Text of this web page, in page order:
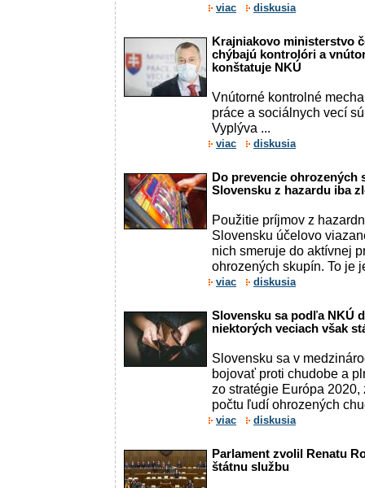
viac diskusia
Krajniakovo ministerstvo
chýbajú kontrolóri a
konštatuje NKÚ
Vnútorné kontrolné
práce a sociálnych vecí
Vyplýva ...
viac diskusia
Do prevencie ohrozených
Slovensku z hazardu iba
Použitie príjmov z
Slovensku účelovo
nich smeruje do aktívnej
ohrozených skupín. To je
viac diskusia
Slovensku sa podľa NKÚ
niektorých veciach však
Slovensku sa v
bojovať proti chudobe a
zo stratégie Európa
počtu ľudí ohrozených
viac diskusia
Parlament zvolil Renatu
štátnu službu